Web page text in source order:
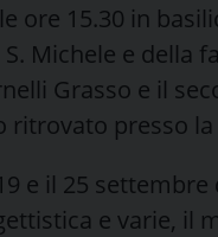
ore 15.30 in
Michele e della
Grasso e il
ritrovato presso
e il 25
e varie, il